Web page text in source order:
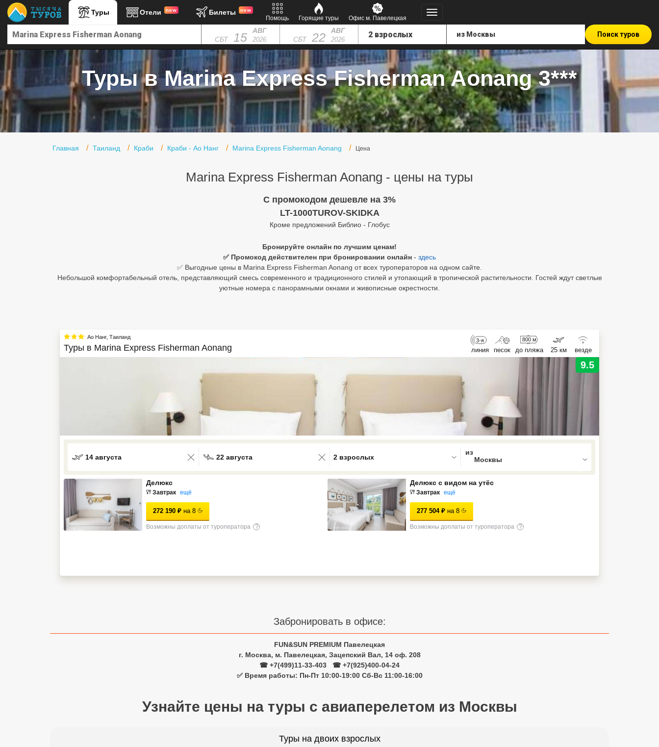
Туры Отели new Билеты new
Помощь Горящие туры Офис м. Павелецкая
СБТ 15 АВГ
2026 СБТ 22 АВГ
2026
Поиск туров
Туры в Marina Express Fisherman Aonang 3***
Главная Таиланд Краби Краби - Ао Нанг Marina Express Fisherman Aonang Цена
Marina Express Fisherman Aonang - цены на туры
C промокодом дешевле на 3%
LT-1000TUROV-SKIDKA
Кроме предложений Библио - Глобус
Бронируйте онлайн по лучшим ценам!
✅ Промокод действителен при бронировании онлайн - здесь
✅ Выгодные цены в Marina Express Fisherman Aonang от всех туроператоров на одном сайте.
Небольшой комфортабельный отель, представляющий смесь современного и традиционного стилей и утопающий в тропической растительности. Гостей ждут светлые
уютные номера с панорамными окнами и живописные окрестности.
Ао Нанг, Таиланд
Туры в Marina Express Fisherman Aonang
3-я
линия песок
800 м
до пляжа 25 км везде
9.5
14 августа 22 августа
0 results available. Select is focused , press Down to open the menu,
2 взрослых
Делюкс
Завтрак ещё
272 190 ₽ на 8
Возможны доплаты от туроператора ?
Делюкс с видом на утёс
Завтрак ещё
277 504 ₽ на 8
Возможны доплаты от туроператора ?
Забронировать в офисе:
FUN&SUN PREMIUM Павелецкая
г. Москва, м. Павелецкая, Зацепский Вал, 14 оф. 208
☎ +7(499)11-33-403
☎ +7(925)400-04-24
✅ Время работы: Пн-Пт 10:00-19:00 Сб-Вс 11:00-16:00
Узнайте цены на туры с авиаперелетом из Москвы
Туры на двоих взрослых
Главная
Туры в Египет
Туры в ОАЭ
Офис г. Москва
Северный Гоа
Большой Сочи
VIP отели 5 звезд
ТОП 10 лучших отелей 5*